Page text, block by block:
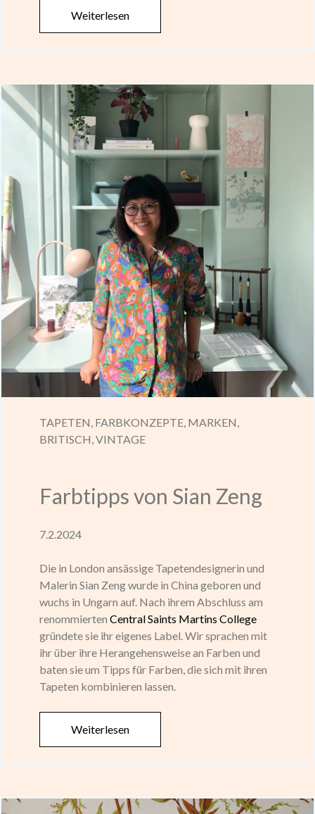
Weiterlesen
TAPETEN, FARBKONZEPTE, MARKEN,
BRITISCH, VINTAGE
Farbtipps von Sian Zeng
7.2.2024
Die in London ansässige Tapetendesignerin und
Malerin Sian Zeng wurde in China geboren und
wuchs in Ungarn auf. Nach ihrem Abschluss am
renommierten Central Saints Martins College
gründete sie ihr eigenes Label. Wir sprachen mit
ihr über ihre Herangehensweise an Farben und
baten sie um Tipps für Farben, die sich mit ihren
Tapeten kombinieren lassen.
Weiterlesen